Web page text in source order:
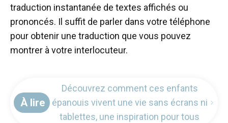
traduction instantanée de textes affichés ou
prononcés. Il suffit de parler dans votre téléphone
pour obtenir une traduction que vous pouvez
montrer à votre interlocuteur.
À lire
Découvrez comment ces enfants
épanouis vivent une vie sans écrans ni
tablettes, une inspiration pour tous